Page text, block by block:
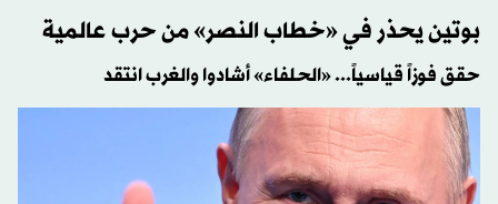
بوتين يحذر في «خطاب النصر» من حرب عالمية
حقق فوزاً قياسياً... «الحلفاء» أشادوا والغرب انتقد